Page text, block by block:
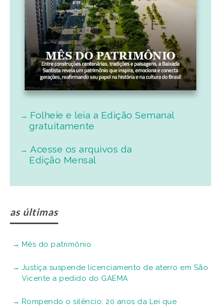
Folheie e leia a Edição Semanal
gratuitamente
Acesse os arquivos da
Edição Mensal
as últimas
Mês do patrimônio
Justiça suspende licenciamento de aterro em São
Vicente a pedido do GAEMA
Rompendo o silêncio: 20 anos da Lei que